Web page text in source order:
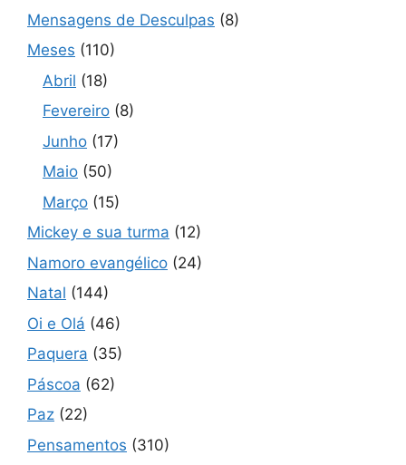
Mensagens de Desculpas (8)
Meses (110)
Abril (18)
Fevereiro (8)
Junho (17)
Maio (50)
Março (15)
Mickey e sua turma (12)
Namoro evangélico (24)
Natal (144)
Oi e Olá (46)
Paquera (35)
Páscoa (62)
Paz (22)
Pensamentos (310)